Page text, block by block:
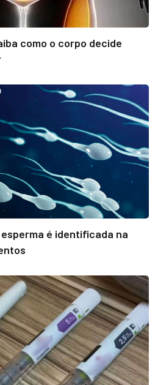
como o corpo decide
é identificada na